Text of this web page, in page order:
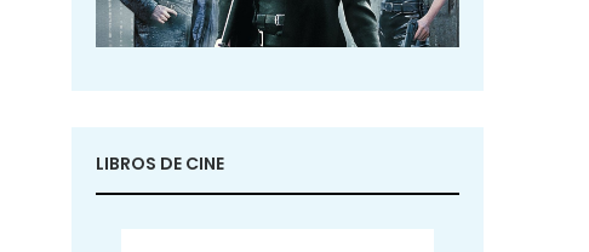
LIBROS DE CINE